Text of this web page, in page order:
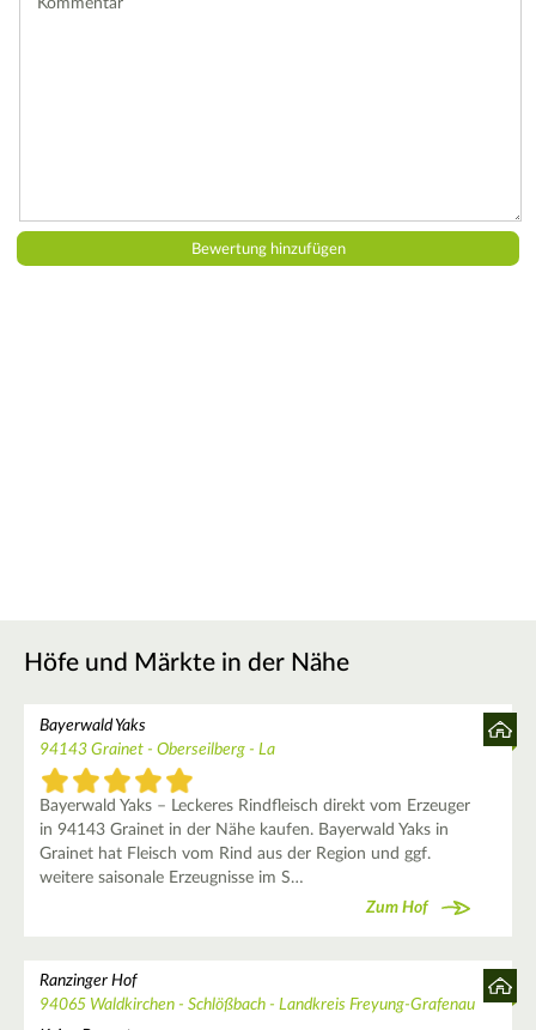
Höfe und Märkte in der Nähe
Bayerwald Yaks
94143 Grainet - Oberseilberg - La
Bayerwald Yaks – Leckeres Rindfleisch direkt vom Erzeuger
in 94143 Grainet in der Nähe kaufen. Bayerwald Yaks in
Grainet hat Fleisch vom Rind aus der Region und ggf.
weitere saisonale Erzeugnisse im S…
Zum Hof
Ranzinger Hof
94065 Waldkirchen - Schlößbach - Landkreis Freyung-Grafenau